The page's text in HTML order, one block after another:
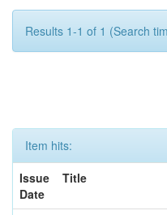
Results 1-1 of 1 (Search
Item hits:
Issue
Date
Title